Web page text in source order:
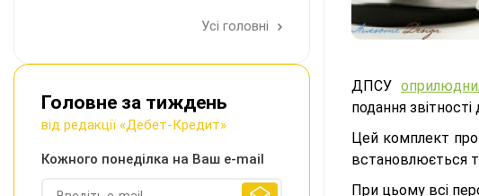
ДПСУ
подання
Цей комплект
встановлюється
При цьому всі
Усі головні
Головне за тиждень
від редакції «Дебет-Кредит»
Кожного понеділка на Ваш e-mail